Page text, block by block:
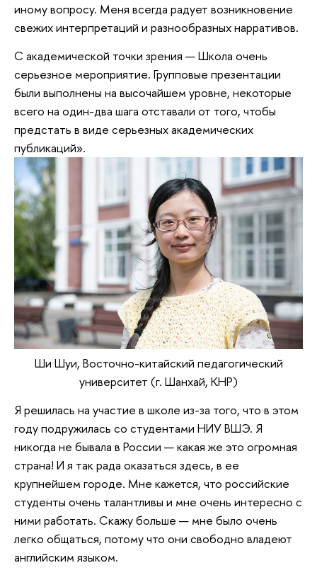
иному вопросу. Меня всегда радует возникновение
свежих интерпретаций и разнообразных нарративов.
С академической точки зрения — Школа очень
серьезное мероприятие. Групповые презентации
были выполнены на высочайшем уровне, некоторые
всего на один-два шага отставали от того, чтобы
предстать в виде серьезных академических
публикаций».
Ши Шуи, Восточно-китайский педагогический
университет (г. Шанхай, КНР)
Я решилась на участие в школе из-за того, что в этом
году подружилась со студентами НИУ ВШЭ. Я
никогда не бывала в России — какая же это огромная
страна! И я так рада оказаться здесь, в ее
крупнейшем городе. Мне кажется, что российские
студенты очень талантливы и мне очень интересно с
ними работать. Скажу больше — мне было очень
легко общаться, потому что они свободно владеют
английским языком.